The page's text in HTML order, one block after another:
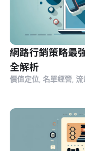
網路行銷策略最
全解析
價值定位, 名單經營, 流